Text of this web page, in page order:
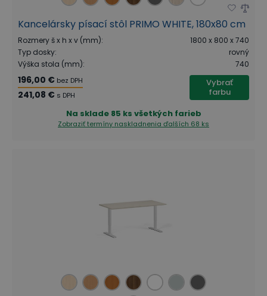
Kancelársky písací stôl PRIMO WHITE, 180x80 cm
Rozmery š x h x v (mm):
1800 x 800 x 740
Typ dosky:
rovný
Výška stola (mm): 740
196,00 € bez DPH
241,08 € s DPH
Vybrať
farbu
Na sklade 85 ks všetkých farieb
Zobraziť termíny naskladnenia ďalších 68 ks